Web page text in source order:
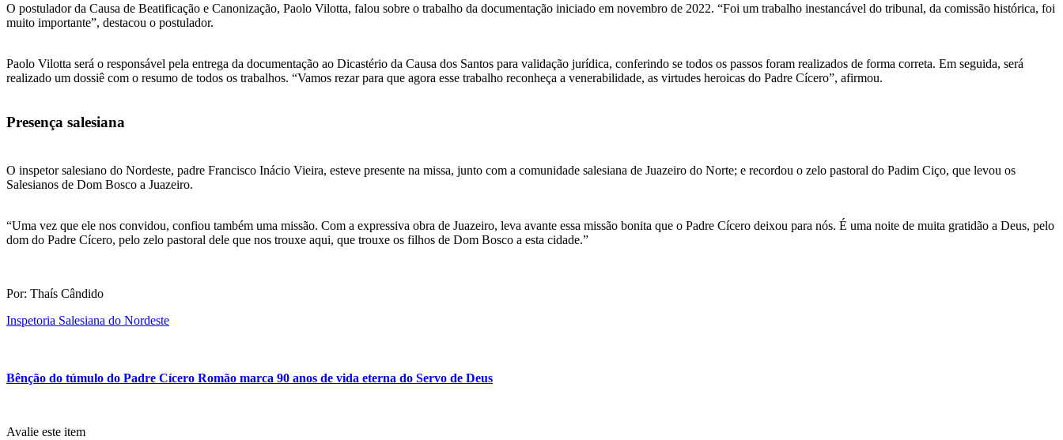
O postulador da Causa de Beatificação e Canonização, Paolo Vilotta, falou sobre o trabalho da documentação iniciado em novembro de 2022. “Foi um trabalho inestancável do tribunal, da comissão histórica, foi
muito importante”, destacou o postulador.
Paolo Vilotta será o responsável pela entrega da documentação ao Dicastério da Causa dos Santos para validação jurídica, conferindo se todos os passos foram realizados de forma correta. Em seguida, será
realizado um dossiê com o resumo de todos os trabalhos. “Vamos rezar para que agora esse trabalho reconheça a venerabilidade, as virtudes heroicas do Padre Cícero”, afirmou.
Presença salesiana
O inspetor salesiano do Nordeste, padre Francisco Inácio Vieira, esteve presente na missa, junto com a comunidade salesiana de Juazeiro do Norte; e recordou o zelo pastoral do Padim Ciço, que levou os
Salesianos de Dom Bosco a Juazeiro.
“Uma vez que ele nos convidou, confiou também uma missão. Com a expressiva obra de Juazeiro, leva avante essa missão bonita que o Padre Cícero deixou para nós. É uma noite de muita gratidão a Deus, pelo
dom do Padre Cícero, pelo zelo pastoral dele que nos trouxe aqui, que trouxe os filhos de Dom Bosco a esta cidade.”
Por: Thaís Cândido
Inspetoria Salesiana do Nordeste
Bênção do túmulo do Padre Cícero Romão marca 90 anos de vida eterna do Servo de Deus
Avalie este item